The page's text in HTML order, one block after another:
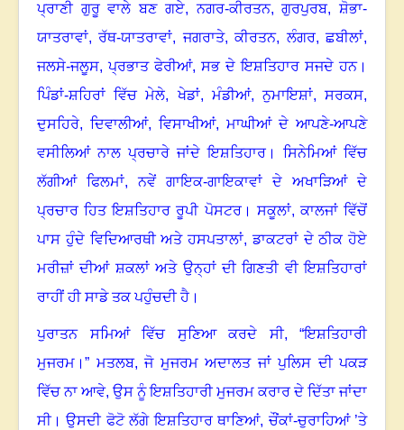
ਪ੍ਰਾਣੀ ਗੁਰੂ ਵਾਲੇ ਬਣ ਗਏ,ਨਗਰ-ਕੀਰਤਨ,ਗੁਰਪੁਰਬ,ਸ਼ੋਭਾ-
ਯਾਤਰਾਵਾਂ,ਰੱਥ-ਯਾਤਰਾਵਾਂ,ਜਗਰਾਤੇ,ਕੀਰਤਨ,ਲੰਗਰ,ਛਬੀਲਾਂ,
ਜਲਸੇ-ਜਲੂਸ,ਪ੍ਰਭਾਤ ਫੇਰੀਆਂ, ਸਭ ਦੇ ਇਸ਼ਤਿਹਾਰ ਸਜਦੇ ਹਨ।
ਪਿੰਡਾਂ-ਸ਼ਹਿਰਾਂ ਵਿੱਚ ਮੇਲੇ,ਖੇਡਾਂ, ਮੰਡੀਆਂ,ਨੁਮਾਇਸ਼ਾਂ,ਸਰਕਸ,
ਦੁਸਹਿਰੇ, ਦਿਵਾਲੀਆਂ, ਵਿਸਾਖੀਆਂ, ਮਾਘੀਆਂ ਦੇ ਆਪਣੇ-ਆਪਣੇ
ਵਸੀਲਿਆਂ ਨਾਲ ਪ੍ਰਚਾਰੇ ਜਾਂਦੇ ਇਸ਼ਤਿਹਾਰ । ਸਿਨੇਮਿਆਂ ਵਿੱਚ
ਲੱਗੀਆਂ ਫਿਲਮਾਂ,ਨਵੇਂ ਗਾਇਕ-ਗਾਇਕਾਵਾਂ ਦੇ ਅਖਾੜਿਆਂ ਦੇ
ਪ੍ਰਚਾਰ ਹਿਤ ਇਸ਼ਤਿਹਾਰ ਰੂਪੀ ਪੋਸਟਰ। ਸਕੂਲਾਂ,ਕਾਲਜਾਂ ਵਿੱਚੋਂ
ਪਾਸ ਹੁੰਦੇ ਵਿਦਿਆਰਥੀ ਅਤੇ ਹਸਪਤਾਲਾਂ,ਡਾਕਟਰਾਂ ਦੇ ਠੀਕ ਹੋਏ
ਮਰੀਜ਼ਾਂ ਦੀਆਂ ਸ਼ਕਲਾਂ ਅਤੇ ਉਨ੍ਹਾਂ ਦੀ ਗਿਣਤੀ ਵੀ ਇਸ਼ਤਿਹਾਰਾਂ
ਰਾਹੀਂ ਹੀ ਸਾਡੇ ਤਕ ਪਹੁੰਚਦੀ ਹੈ ।
ਪੁਰਾਤਨ ਸਮਿਆਂ ਵਿੱਚ ਸੁਣਿਆ ਕਰਦੇ ਸੀ, “ਇਸ਼ਤਿਹਾਰੀ
ਮੁਜਰਮ ।” ਮਤਲਬ,ਜੋ ਮੁਜਰਮ ਅਦਾਲਤ ਜਾਂ ਪੁਲਿਸ ਦੀ ਪਕੜ
ਵਿੱਚ ਨਾ ਆਵੇ, ਉਸ ਨੂੰ ਇਸ਼ਤਿਹਾਰੀ ਮੁਜਰਮ ਕਰਾਰ ਦੇ ਦਿੱਤਾ ਜਾਂਦਾ
ਸੀ।ਉਸਦੀ ਫੋਟੋ ਲੱਗੇ ਇਸ਼ਤਿਹਾਰ ਥਾਣਿਆਂ, ਚੌਂਕਾਂ-ਚੁਰਾਹਿਆਂ ’ਤੇ